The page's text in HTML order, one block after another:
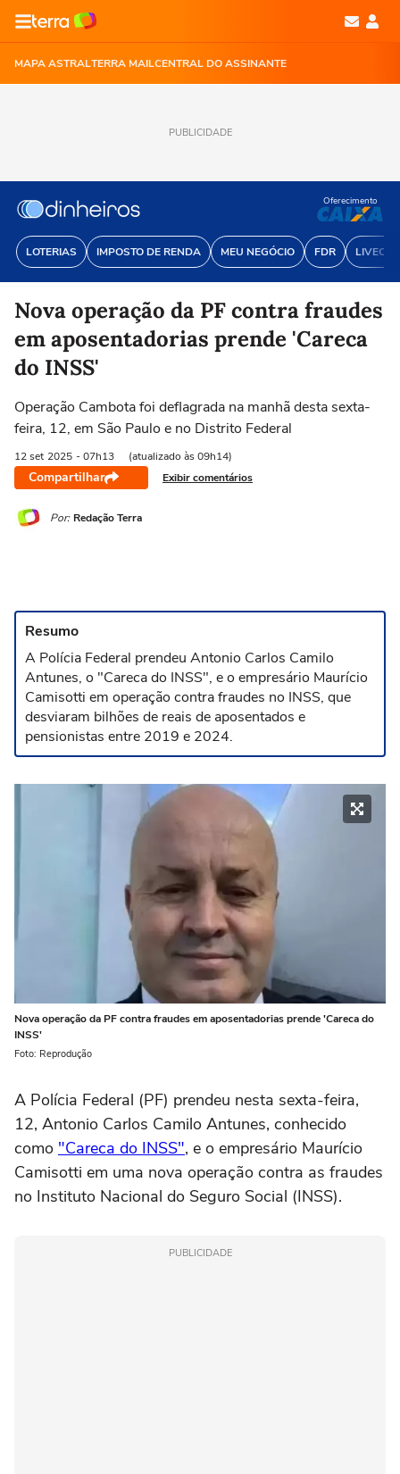
MAPA ASTRALTERRA MAILCENTRAL DO ASSINANTE
PUBLICIDADE
LOTERIAS IMPOSTO DE RENDA MEU NEGÓCIO FDR
Oferecimento
Nova operação da PF contra fraudes
em aposentadorias prende 'Careca
do INSS'
Operação Cambota foi deflagrada na manhã desta sexta-
feira, 12, em São Paulo e no Distrito Federal
12 set 2025 - 07h13 (atualizado às 09h14)
Compartilhar Exibir comentários
Por: Redação Terra
Resumo
A Polícia Federal prendeu Antonio Carlos Camilo
Antunes, o "Careca do INSS", e o empresário Maurício
Camisotti em operação contra fraudes no INSS, que
desviaram bilhões de reais de aposentados e
pensionistas entre 2019 e 2024.
Nova operação da PF contra fraudes em aposentadorias prende 'Careca do
INSS'
Foto: Reprodução
A Polícia Federal (PF) prendeu nesta sexta-feira,
12, Antonio Carlos Camilo Antunes, conhecido
como "Careca do INSS", e o empresário Maurício
Camisotti em uma nova operação contra as fraudes
no Instituto Nacional do Seguro Social (INSS).
PUBLICIDADE